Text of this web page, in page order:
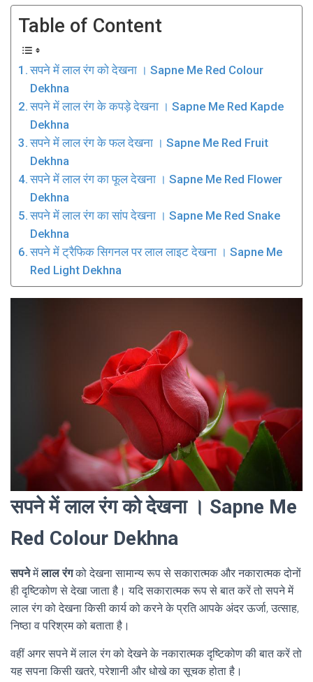
Table of Content
सपने में लाल रंग को देखना । Sapne Me Red Colour
Dekhna
सपने में लाल रंग के कपड़े देखना । Sapne Me Red Kapde
Dekhna
सपने में लाल रंग के फल देखना । Sapne Me Red Fruit
Dekhna
सपने में लाल रंग का फूल देखना । Sapne Me Red Flower
Dekhna
सपने में लाल रंग का सांप देखना । Sapne Me Red Snake
Dekhna
सपने में ट्रैफिक सिगनल पर लाल लाइट देखना । Sapne Me
Red Light Dekhna
सपने में लाल रंग को देखना । Sapne Me
Red Colour Dekhna
सपनेमेंलाल रंगको देखना सामान्य रूप से सकारात्मक और नकारात्मक दोनों
ही दृष्टिकोण से देखा जाता है। यदि सकारात्मक रूप से बात करें तो सपने में
लाल रंग को देखना किसी कार्य को करने के प्रति आपके अंदर ऊर्जा, उत्साह,
निष्ठा व परिश्रम को बताता है।
वहीं अगर सपने में लाल रंग को देखने के नकारात्मक दृष्टिकोण की बात करें तो
यह सपना किसी खतरे, परेशानी और धोखे का सूचक होता है।